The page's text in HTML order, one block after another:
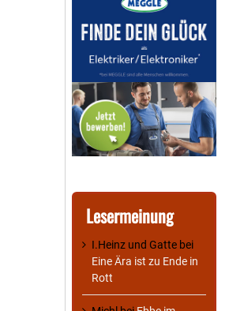
Lesermeinung
I.Heinz und Gatte bei
Eine Ära ist zu Ende in
Rott